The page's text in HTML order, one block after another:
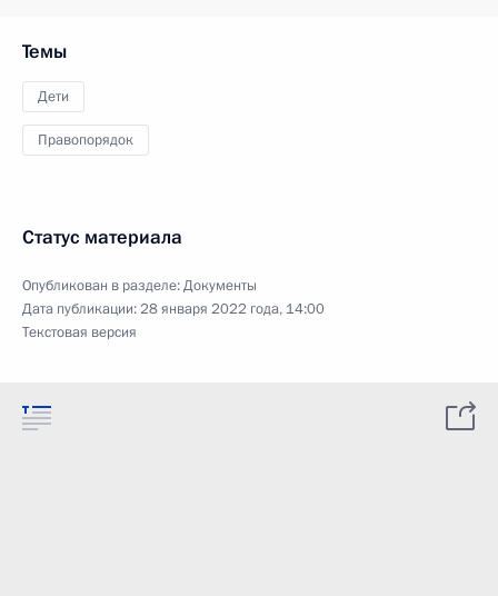
Темы
Дети
Правопорядок
Статус материала
Опубликован в разделе:Документы
Дата публикации:28 января 2022 года, 14:00
Текстовая версия